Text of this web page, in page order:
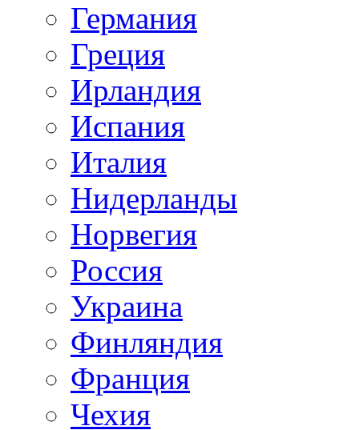
Германия
Греция
Ирландия
Испания
Италия
Нидерланды
Норвегия
Россия
Украина
Финляндия
Франция
Чехия